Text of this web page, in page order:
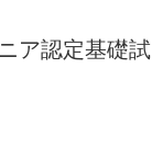
ア認定基礎試